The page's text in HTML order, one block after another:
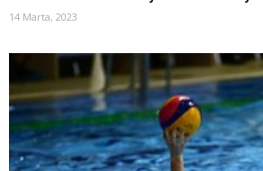
14 Marta, 2023